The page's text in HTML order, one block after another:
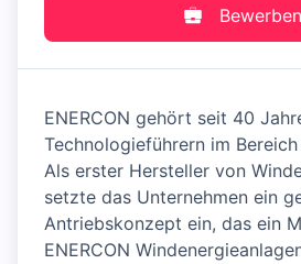
Bewerben
ENERCON gehört seit 40
Technologieführern im
Als erster Hersteller von
setzte das Unternehmen ein
Antriebskonzept ein, das ein
ENERCON